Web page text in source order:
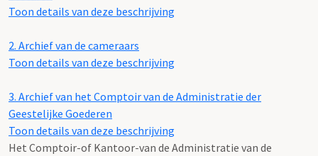
Toon details van deze beschrijving
2. Archief van de cameraars
Toon details van deze beschrijving
3. Archief van het Comptoir van de Administratie der
Geestelijke Goederen
Toon details van deze beschrijving
Het Comptoir-of Kantoor-van de Administratie van de